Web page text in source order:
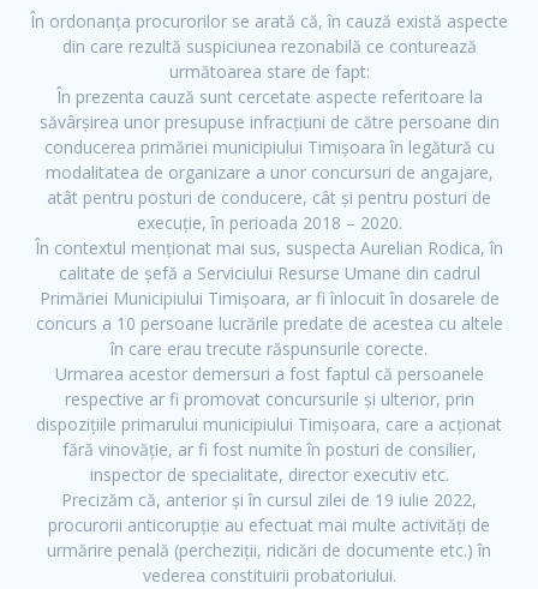
În ordonanța procurorilor se arată că, în cauză există aspecte
din care rezultă suspiciunea rezonabilă ce conturează
următoarea stare de fapt:
În prezenta cauză sunt cercetate aspecte referitoare la
săvârșirea unor presupuse infracțiuni de către persoane din
conducerea primăriei municipiului Timișoara în legătură cu
modalitatea de organizare a unor concursuri de angajare,
atât pentru posturi de conducere, cât și pentru posturi de
execuție, în perioada 2018 – 2020.
În contextul menționat mai sus, suspecta Aurelian Rodica, în
calitate de șefă a Serviciului Resurse Umane din cadrul
Primăriei Municipiului Timișoara, ar fi înlocuit în dosarele de
concurs a 10 persoane lucrările predate de acestea cu altele
în care erau trecute răspunsurile corecte.
Urmarea acestor demersuri a fost faptul că persoanele
respective ar fi promovat concursurile și ulterior, prin
dispozițiile primarului municipiului Timișoara, care a acționat
fără vinovăție, ar fi fost numite în posturi de consilier,
inspector de specialitate, director executiv etc.
Precizăm că, anterior și în cursul zilei de 19 iulie 2022,
procurorii anticorupție au efectuat mai multe activități de
urmărire penală (percheziții, ridicări de documente etc.) în
vederea constituirii probatoriului.
F
a
c
e
b
o
o
k
T
w
i
t
t
e
r
Y
o
t
b